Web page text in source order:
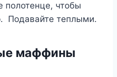
полотенце, чтобы
Подавайте теплыми.
маффины